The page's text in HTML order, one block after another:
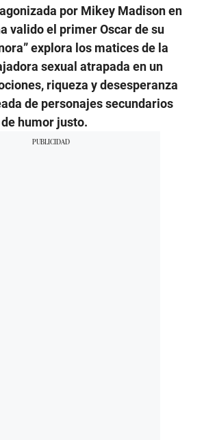
por Mikey Madison en
valido el primer Oscar de su
explora los matices de la
sexual atrapada en un
riqueza y desesperanza
de personajes secundarios
humor justo.